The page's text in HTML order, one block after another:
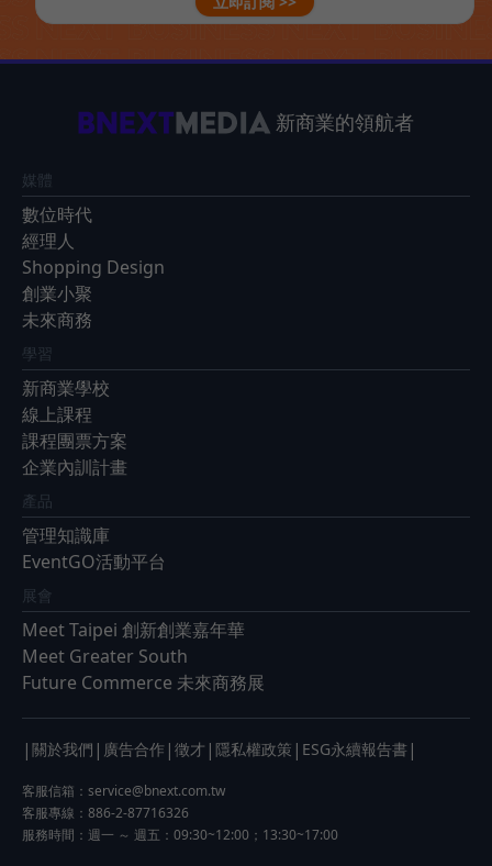
新商業的領航者
媒體
數位時代
經理人
Shopping Design
創業小聚
未來商務
學習
新商業學校
線上課程
課程團票方案
企業內訓計畫
產品
管理知識庫
EventGO活動平台
展會
Meet Taipei 創新創業嘉年華
Meet Greater South
Future Commerce 未來商務展
| 關於我們 | 廣告合作 | 徵才 | 隱私權政策 | ESG永續報告書 |
客服信箱： service@bnext.com.tw
客服專線：886-2-87716326
服務時間：週一 ～ 週五：09:30~12:00；13:30~17:00